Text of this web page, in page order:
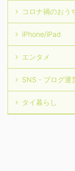
コロナ禍のおう
iPhone/iPad
エンタメ
SNS・ブログ運
タイ暮らし